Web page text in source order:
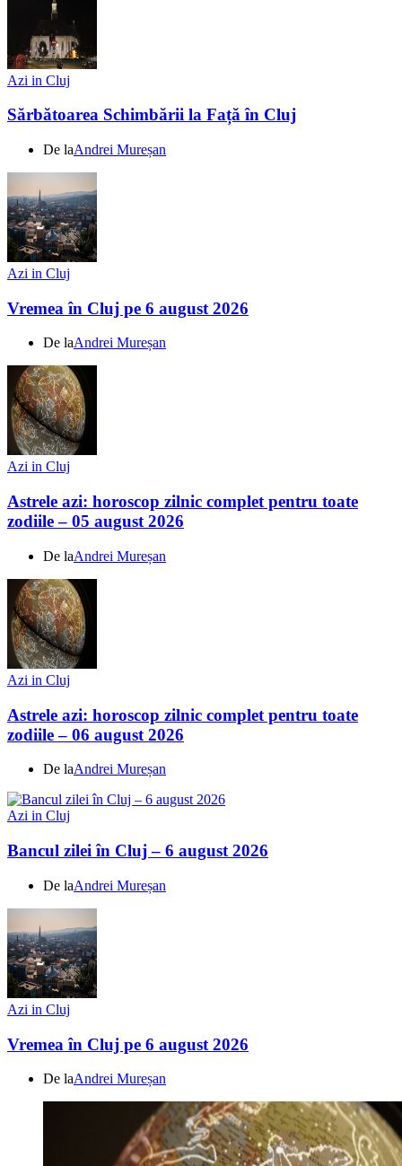
Azi in Cluj
Sărbătoarea Schimbării la Față în Cluj
De laAndrei Mureșan
Azi in Cluj
Vremea în Cluj pe 6 august 2026
De laAndrei Mureșan
Azi in Cluj
Astrele azi: horoscop zilnic complet pentru toate
zodiile – 05 august 2026
De laAndrei Mureșan
Azi in Cluj
Astrele azi: horoscop zilnic complet pentru toate
zodiile – 06 august 2026
De laAndrei Mureșan
Azi in Cluj
Bancul zilei în Cluj – 6 august 2026
De laAndrei Mureșan
Azi in Cluj
Vremea în Cluj pe 6 august 2026
De laAndrei Mureșan